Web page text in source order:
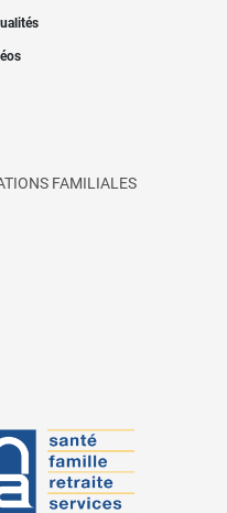
FAMILIALES